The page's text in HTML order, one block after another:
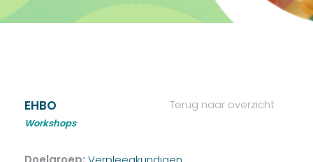
Terug naar overzicht
EHBO
Workshops